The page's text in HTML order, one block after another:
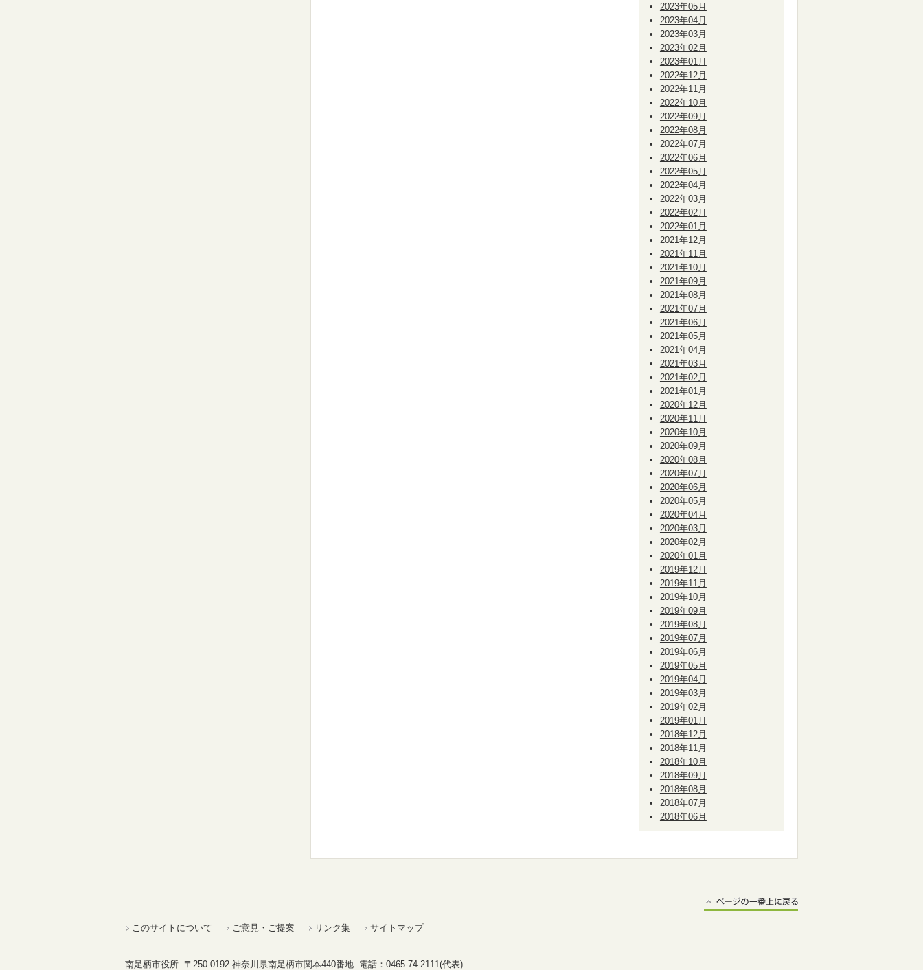
2023年05月
2023年04月
2023年03月
2023年02月
2023年01月
2022年12月
2022年11月
2022年10月
2022年09月
2022年08月
2022年07月
2022年06月
2022年05月
2022年04月
2022年03月
2022年02月
2022年01月
2021年12月
2021年11月
2021年10月
2021年09月
2021年08月
2021年07月
2021年06月
2021年05月
2021年04月
2021年03月
2021年02月
2021年01月
2020年12月
2020年11月
2020年10月
2020年09月
2020年08月
2020年07月
2020年06月
2020年05月
2020年04月
2020年03月
2020年02月
2020年01月
2019年12月
2019年11月
2019年10月
2019年09月
2019年08月
2019年07月
2019年06月
2019年05月
2019年04月
2019年03月
2019年02月
2019年01月
2018年12月
2018年11月
2018年10月
2018年09月
2018年08月
2018年07月
2018年06月
このサイトについて ご意見・ご提案 リンク集 サイトマップ
南足柄市役所 〒250-0192 神奈川県南足柄市関本440番地 電話：0465-74-2111(代表)